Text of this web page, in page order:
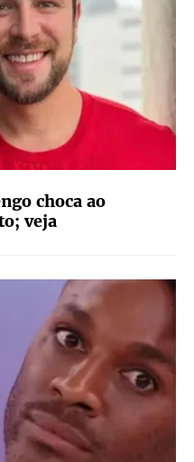
choca ao
veja